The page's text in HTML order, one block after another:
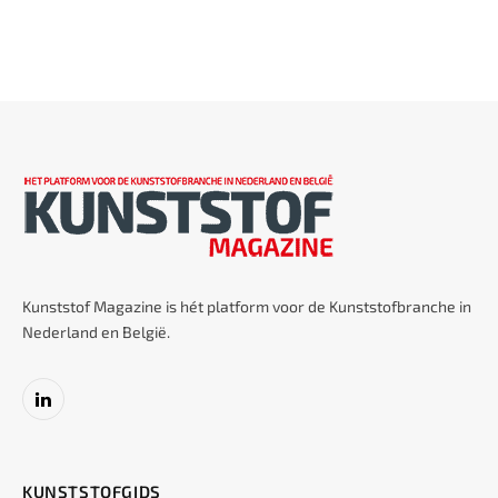
Kunststof Magazine is hét platform voor de Kunststofbranche in
Nederland en België.
LinkedIn
KUNSTSTOFGIDS